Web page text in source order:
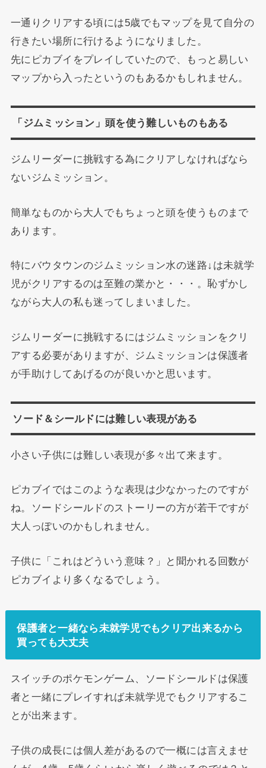
一通りクリアする頃には5歳でもマップを見て自分の
行きたい場所に行けるようになりました。
先にピカブイをプレイしていたので、もっと易しい
マップから入ったというのもあるかもしれません。
「ジムミッション」頭を使う難しいものもある
ジムリーダーに挑戦する為にクリアしなければなら
ないジムミッション。
簡単なものから大人でもちょっと頭を使うものまで
あります。
特にバウタウンのジムミッション水の迷路↓は未就学
児がクリアするのは至難の業かと・・・。恥ずかし
ながら大人の私も迷ってしまいました。
ジムリーダーに挑戦するにはジムミッションをクリ
アする必要がありますが、ジムミッションは保護者
が手助けしてあげるのが良いかと思います。
ソード＆シールドには難しい表現がある
小さい子供には難しい表現が多々出て来ます。
ピカブイではこのような表現は少なかったのですが
ね。ソードシールドのストーリーの方が若干ですが
大人っぽいのかもしれません。
子供に「これはどういう意味？」と聞かれる回数が
ピカブイより多くなるでしょう。
保護者と一緒なら未就学児でもクリア出来るから
買っても大丈夫
スイッチのポケモンゲーム、ソードシールドは保護
者と一緒にプレイすれば未就学児でもクリアするこ
とが出来ます。
子供の成長には個人差があるので一概には言えませ